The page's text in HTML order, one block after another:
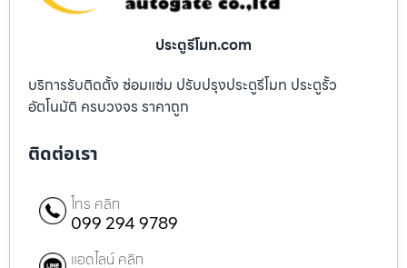
ประตูรีโมท.com
บริการรับติดตั้ง ซ่อมแซ่ม ปรับปรุงประตูรีโมท ประตูรั้ว
อัตโนมัติ ครบวงจร ราคาถูก
ติดต่อเรา
โทร คลิก
099 294 9789
แอดไลน์ คลิก